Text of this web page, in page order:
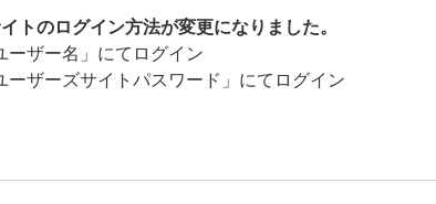
トのログイン方法が変更になりました。
ーザー名」にてログイン
ザーズサイトパスワード」にてログイン